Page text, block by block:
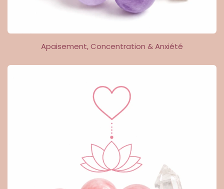
Apaisement, Concentration & Anxiété